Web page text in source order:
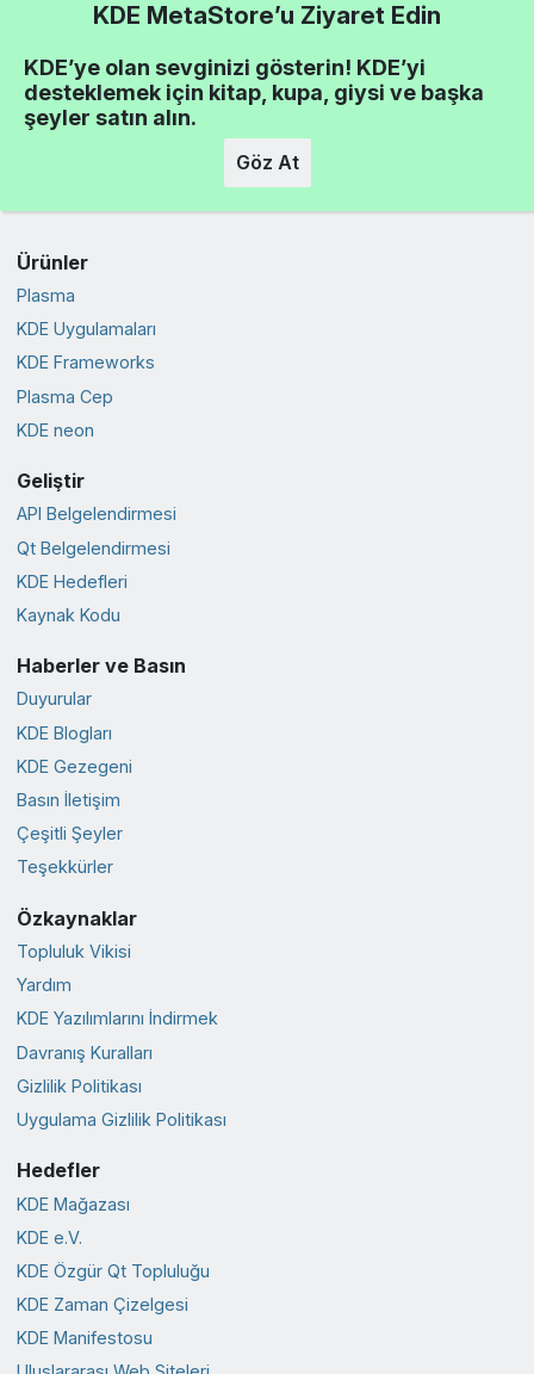
KDE MetaStore’u Ziyaret Edin
KDE’ye olan sevginizi gösterin! KDE’yi
desteklemek için kitap, kupa, giysi ve başka
şeyler satın alın.
Göz At
Ürünler
Plasma
KDE Uygulamaları
KDE Frameworks
Plasma Cep
KDE neon
Geliştir
API Belgelendirmesi
Qt Belgelendirmesi
KDE Hedefleri
Kaynak Kodu
Haberler ve Basın
Duyurular
KDE Blogları
KDE Gezegeni
Basın İletişim
Çeşitli Şeyler
Teşekkürler
Özkaynaklar
Topluluk Vikisi
Yardım
KDE Yazılımlarını İndirmek
Davranış Kuralları
Gizlilik Politikası
Uygulama Gizlilik Politikası
Hedefler
KDE Mağazası
KDE e.V.
KDE Özgür Qt Topluluğu
KDE Zaman Çizelgesi
KDE Manifestosu